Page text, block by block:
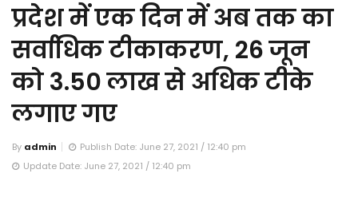
प्रदेश में एक दिन में अब तक का
सर्वाधिक टीकाकरण, 26 जून
को 3.50 लाख से अधिक टीके
लगाए गए
By admin
Publish Date: June 27, 2021 / 12:40 pm
Update Date: June 27, 2021 / 12:40 pm